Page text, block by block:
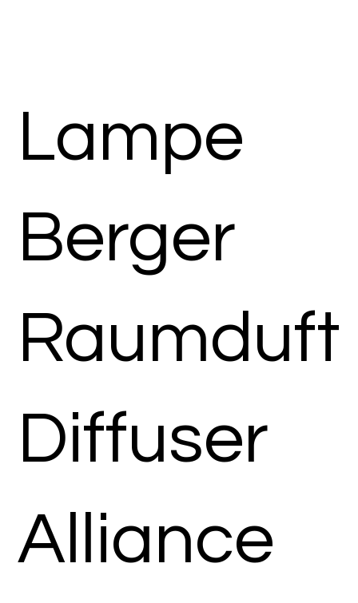
Lampe
Berger
Raumduft
Diffuser
Alliance